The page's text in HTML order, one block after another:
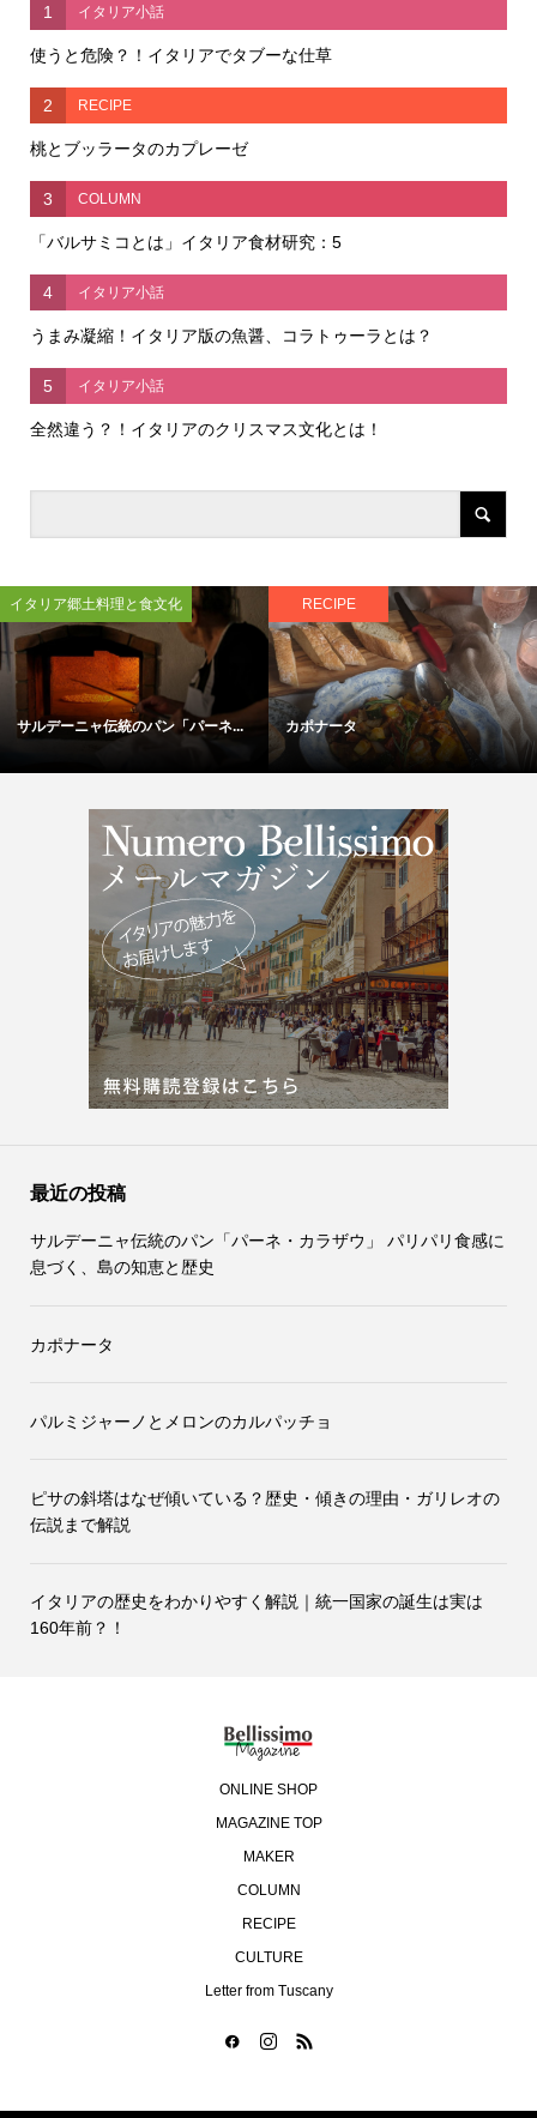
1 イタリア小話
使うと危険？！イタリアでタブーな仕草
2 RECIPE
桃とブッラータのカプレーゼ
3 COLUMN
「バルサミコとは」イタリア食材研究：5
4 イタリア小話
うまみ凝縮！イタリア版の魚醤、コラトゥーラとは？
5 イタリア小話
全然違う？！イタリアのクリスマス文化とは！
イタリア郷土料理と食文化
サルデーニャ伝統のパン「パーネ...
RECIPE
カポナータ
最近の投稿
サルデーニャ伝統のパン「パーネ・カラザウ」 パリパリ食感に
息づく、島の知恵と歴史
カポナータ
パルミジャーノとメロンのカルパッチョ
ピサの斜塔はなぜ傾いている？歴史・傾きの理由・ガリレオの
伝説まで解説
イタリアの歴史をわかりやすく解説｜統一国家の誕生は実は
160年前？！
ONLINE SHOP
MAGAZINE TOP
MAKER
COLUMN
RECIPE
CULTURE
Letter from Tuscany